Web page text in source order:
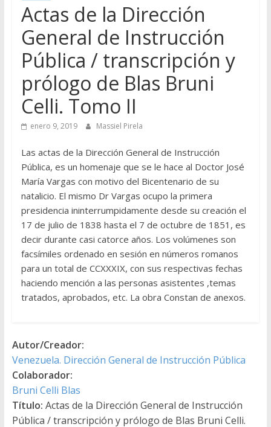
Actas de la Dirección
General de Instrucción
Pública / transcripción y
prólogo de Blas Bruni
Celli. Tomo II
enero 9, 2019 Massiel Pirela
Las actas de la Dirección General de Instrucción
Pública, es un homenaje que se le hace al Doctor José
María Vargas con motivo del Bicentenario de su
natalicio. El mismo Dr Vargas ocupo la primera
presidencia ininterrumpidamente desde su creación el
17 de julio de 1838 hasta el 7 de octubre de 1851, es
decir durante casi catorce años. Los volúmenes son
facsímiles ordenado en sesión en números romanos
para un total de CCXXXIX, con sus respectivas fechas
haciendo mención a las personas asistentes ,temas
tratados, aprobados, etc. La obra Constan de anexos.
Autor/Creador:
Venezuela. Dirección General de Instrucción Pública
Colaborador:
Bruni Celli Blas
Título: Actas de la Dirección General de Instrucción
Pública / transcripción y prólogo de Blas Bruni Celli.